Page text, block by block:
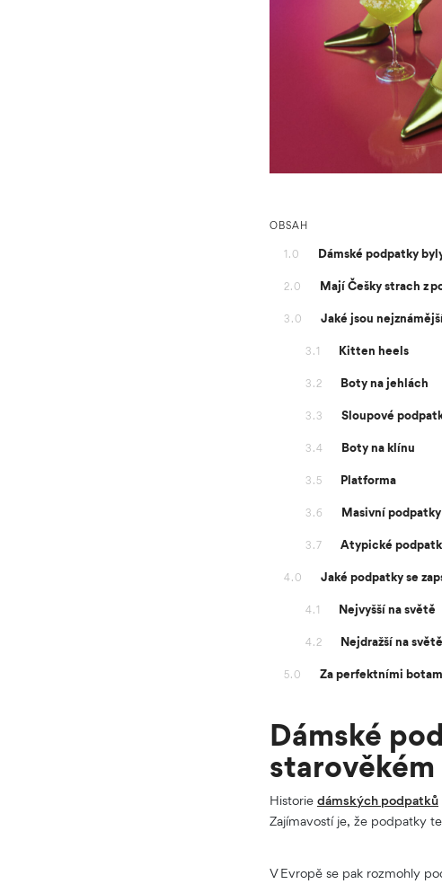
OBSAH
1.0 Dámské podpatky
2.0 Mají Češky strach z
3.0 Jaké jsou
3.1 Kitten heels
3.2 Boty na jehlách
3.3 Sloupové
3.4 Boty na klínu
3.5 Platforma
3.6 Masivní podpatky
3.7 Atypické
4.0 Jaké podpatky se
4.1 Nejvyšší na světě
4.2 Nejdražší na světě
5.0 Za perfektními
Dámské
Historie dámských podpatků
Zajímavostí je, že podpatky
V Evropě se pak rozmohly